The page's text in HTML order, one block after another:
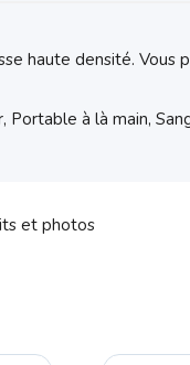
haute densité. Vous
à là main,
et photos